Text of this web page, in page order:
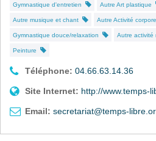
Gymnastique d'entretien Autre Art plastique
Autre musique et chant Autre Activité
Gymnastique douce/relaxation Autre activité
Peinture
Téléphone: 04.66.63.14.36
Site Internet: http://www.temps-
Email: secretariat@temps-